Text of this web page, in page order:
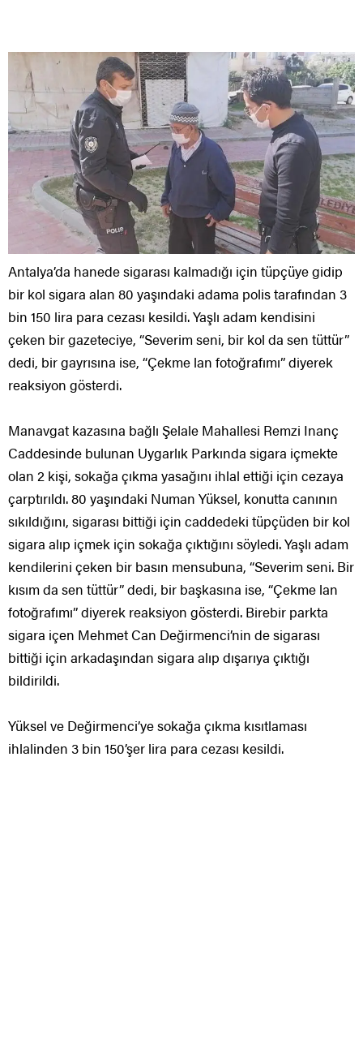
Antalya’da hanede sigarası kalmadığı için tüpçüye gidip
bir kol sigara alan 80 yaşındaki adama polis tarafından 3
bin 150 lira para cezası kesildi. Yaşlı adam kendisini
çeken bir gazeteciye, “Severim seni, bir kol da sen tüttür”
dedi, bir gayrısına ise, “Çekme lan fotoğrafımı” diyerek
reaksiyon gösterdi.
Manavgat kazasına bağlı Şelale Mahallesi Remzi Inanç
Caddesinde bulunan Uygarlık Parkında sigara içmekte
olan 2 kişi, sokağa çıkma yasağını ihlal ettiği için cezaya
çarptırıldı. 80 yaşındaki Numan Yüksel, konutta canının
sıkıldığını, sigarası bittiği için caddedeki tüpçüden bir kol
sigara alıp içmek için sokağa çıktığını söyledi. Yaşlı adam
kendilerini çeken bir basın mensubuna, “Severim seni. Bir
kısım da sen tüttür” dedi, bir başkasına ise, “Çekme lan
fotoğrafımı” diyerek reaksiyon gösterdi. Birebir parkta
sigara içen Mehmet Can Değirmenci’nin de sigarası
bittiği için arkadaşından sigara alıp dışarıya çıktığı
bildirildi.
Yüksel ve Değirmenci’ye sokağa çıkma kısıtlaması
ihlalinden 3 bin 150’şer lira para cezası kesildi.